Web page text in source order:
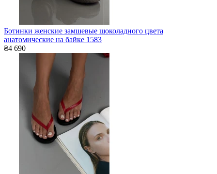
Ботинки женские замшевые шоколадного цвета
анатомические на байке 1583
₴4 690